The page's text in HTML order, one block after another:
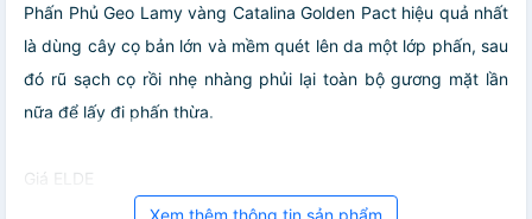
Phấn Phủ Geo Lamy vàng Catalina Golden Pact hiệu quả nhất
là dùng cây cọ bản lớn và mềm quét lên da một lớp phấn, sau
đó rũ sạch cọ rồi nhẹ nhàng phủi lại toàn bộ gương mặt lần
nữa để lấy đi phấn thừa.
Giá ELDE
Xem thêm thông tin sản phẩm